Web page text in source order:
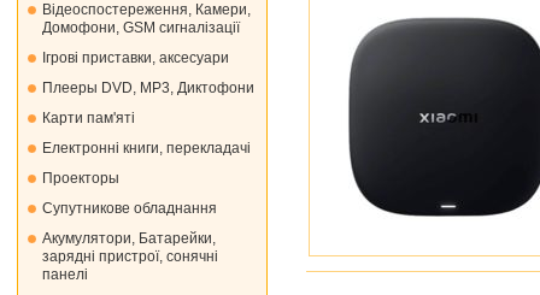
Відеоспостереження, Камери,
Домофони, GSM сигналізації
Ігрові приставки, аксесуари
Плееры DVD, MP3, Диктофони
Карти пам'яті
Електронні книги, перекладачі
Проекторы
Супутникове обладнання
Акумулятори, Батарейки,
зарядні пристрої, сонячні
панелі